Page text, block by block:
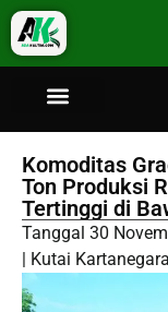
Komoditas
Ton Produksi
Tertinggi di
Tanggal 30
Kutai Kartanegara